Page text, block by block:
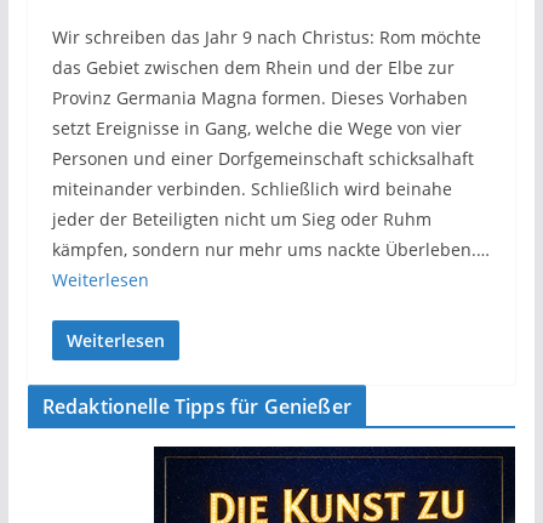
Wir schreiben das Jahr 9 nach Christus: Rom möchte
das Gebiet zwischen dem Rhein und der Elbe zur
Provinz Germania Magna formen. Dieses Vorhaben
setzt Ereignisse in Gang, welche die Wege von vier
Personen und einer Dorfgemeinschaft schicksalhaft
miteinander verbinden. Schließlich wird beinahe
jeder der Beteiligten nicht um Sieg oder Ruhm
kämpfen, sondern nur mehr ums nackte Überleben.…
Weiterlesen
Weiterlesen
Redaktionelle Tipps für Genießer